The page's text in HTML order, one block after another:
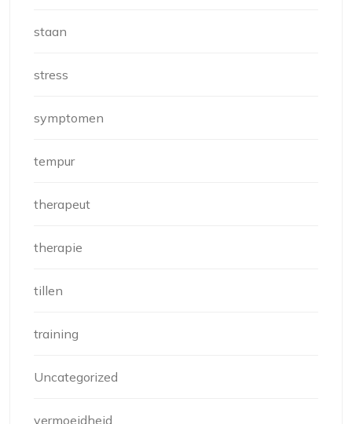
staan
stress
symptomen
tempur
therapeut
therapie
tillen
training
Uncategorized
vermoeidheid